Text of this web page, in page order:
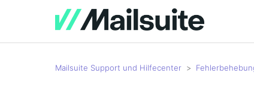
Mailsuite Support und Hilfecenter